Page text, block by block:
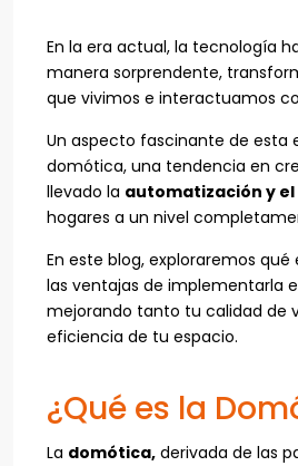
En la era actual, la tecnología
manera sorprendente,
que vivimos e interactuamos
Un aspecto fascinante de esta
domótica, una tendencia en
llevado la automatización y
hogares a un nivel
En este blog, exploraremos qué
las ventajas de implementarla
mejorando tanto tu calidad de
eficiencia de tu espacio.
¿Qué es la
La domótica, derivada de las